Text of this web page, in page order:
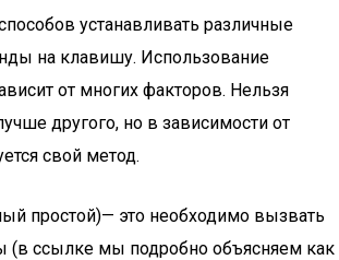
устанавливать различные
на клавишу. Использование
от многих факторов. Нельзя
другого, но в зависимости от
свой метод.
простой)— это необходимо вызвать
(в ссылке мы подробно объясняем как